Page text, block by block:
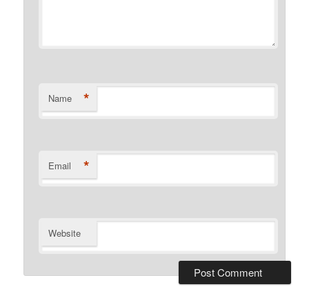
Name *
Email *
Website